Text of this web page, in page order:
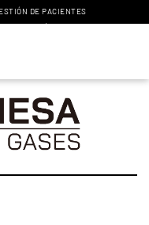
DE PACIENTES